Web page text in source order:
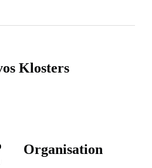
Klosters
Organisation